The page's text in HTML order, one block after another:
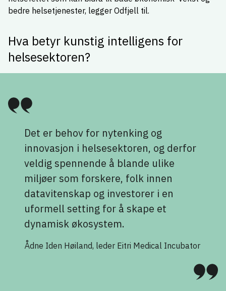
bedre helsetjenester, legger Odfjell til.
Hva betyr kunstig intelligens for
helsesektoren?
Det er behov for nytenking og
innovasjon i helsesektoren, og derfor
veldig spennende å blande ulike
miljøer som forskere, folk innen
datavitenskap og investorer i en
uformell setting for å skape et
dynamisk økosystem.
Ådne Iden Høiland, leder Eitri Medical Incubator